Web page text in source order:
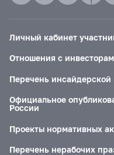
Личный кабинет
Отношения с
Перечень
Официальное
России
Проекты нормативных
Перечень нерабочих